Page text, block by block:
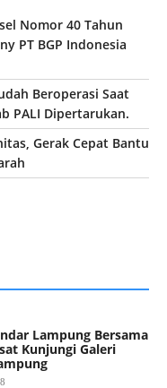
Nomor 40 Tahun
PT BGP Indonesia
Beroperasi Saat
PALI Dipertarukan.
Gerak Cepat Bantu
Lampung Bersama
Kunjungi Galeri